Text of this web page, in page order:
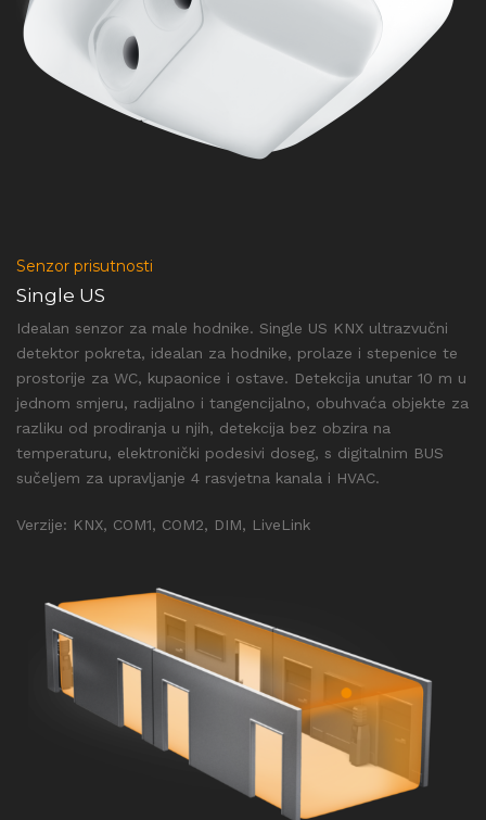
Senzor prisutnosti
Single US
Idealan senzor za male hodnike. Single US KNX ultrazvučni
detektor pokreta, idealan za hodnike, prolaze i stepenice te
prostorije za WC, kupaonice i ostave. Detekcija unutar 10 m u
jednom smjeru, radijalno i tangencijalno, obuhvaća objekte za
razliku od prodiranja u njih, detekcija bez obzira na
temperaturu, elektronički podesivi doseg, s digitalnim BUS
sučeljem za upravljanje 4 rasvjetna kanala i HVAC.
Verzije: KNX, COM1, COM2, DIM, LiveLink